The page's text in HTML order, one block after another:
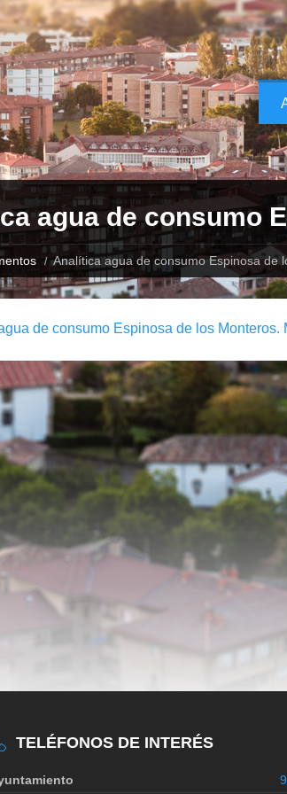
agua de consumo
Analítica agua de consumo Espinosa de
de consumo Espinosa de los Monteros.
TELÉFONOS DE INTERÉS